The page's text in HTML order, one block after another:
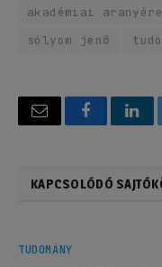
akadémiai
sólyom jenő
Email Facebook
KAPCSOLÓDÓ
TUDOMÁNY